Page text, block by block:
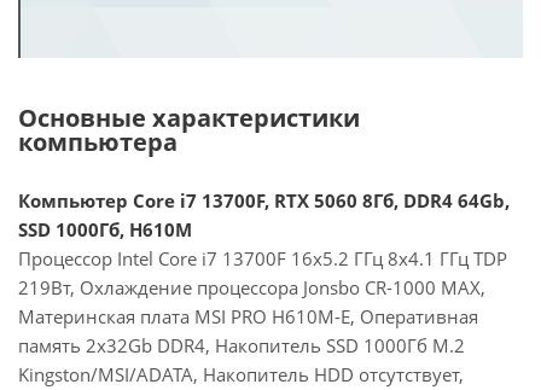
Основные характеристики
компьютера
Компьютер Core i7 13700F, RTX 5060 8Гб, DDR4 64Gb,
SSD 1000Гб, H610M
Процессор Intel Core i7 13700F 16x5.2 ГГц 8x4.1 ГГц TDP
219Вт, Охлаждение процессора Jonsbo CR-1000 MAX,
Материнская плата MSI PRO H610M-E, Оперативная
память 2x32Gb DDR4, Накопитель SSD 1000Гб M.2
Kingston/MSI/ADATA, Накопитель HDD отсутствует,